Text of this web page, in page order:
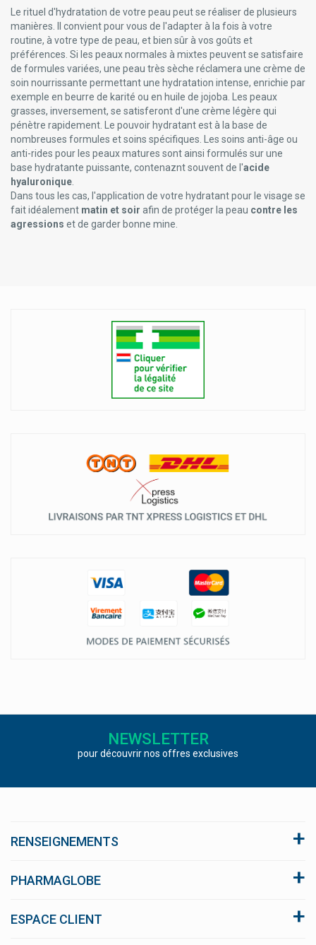
Le rituel d'hydratation de votre peau peut se réaliser de plusieurs
manières. Il convient pour vous de l'adapter à la fois à votre
routine, à votre type de peau, et bien sûr à vos goûts et
préférences. Si les peaux normales à mixtes peuvent se satisfaire
de formules variées, une peau très sèche réclamera une crème de
soin nourrissante permettant une hydratation intense, enrichie par
exemple en beurre de karité ou en huile de jojoba. Les peaux
grasses, inversement, se satisferont d'une crème légère qui
pénètre rapidement. Le pouvoir hydratant est à la base de
nombreuses formules et soins spécifiques. Les soins anti-âge ou
anti-rides pour les peaux matures sont ainsi formulés sur une
base hydratante puissante, contenaznt souvent de l'acide
hyaluronique.
Dans tous les cas, l'application de votre hydratant pour le visage se
fait idéalement matin et soir afin de protéger la peau contre les
agressions et de garder bonne mine.
NEWSLETTER
pour découvrir nos offres exclusives
RENSEIGNEMENTS
Nous respectons votre vie privée
PHARMAGLOBE
ESPACE CLIENT